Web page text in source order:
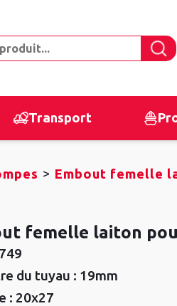
Transport
> Embout femelle
femelle laiton
du tuyau : 19mm
: 20x27